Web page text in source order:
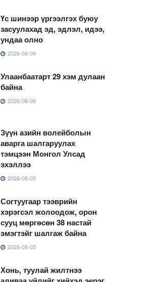
Үс шинээр үргээлгэх буюу
засуулахад эд, эдлэл, идээ,
ундаа олно
2026-08-06
Улаанбаатарт 29 хэм дулаан
байна
2026-08-06
Зүүн азийн волейболын
аварга шалгаруулах
тэмцээн Монгол Улсад
эхэллээ
2026-08-05
Согтуугаар тээврийн
хэрэгсэл жолоодож, орон
сууц мөргөсөн 38 настай
эмэгтэйг шалгаж байна
2026-08-05
Хонь, туулай жилтнээ